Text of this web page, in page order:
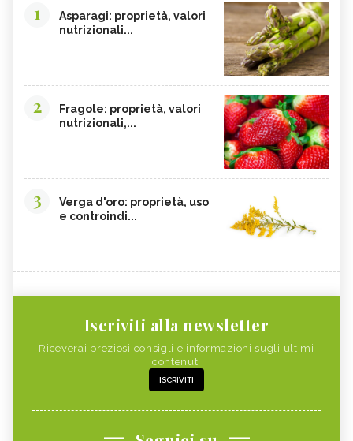
1
Asparagi: proprietà, valori
nutrizionali...
2
Fragole: proprietà, valori
nutrizionali,...
3
Verga d'oro: proprietà, uso
e controindi...
Iscriviti alla newsletter
Riceverai preziosi consigli e informazioni sugli ultimi
contenuti
ISCRIVITI